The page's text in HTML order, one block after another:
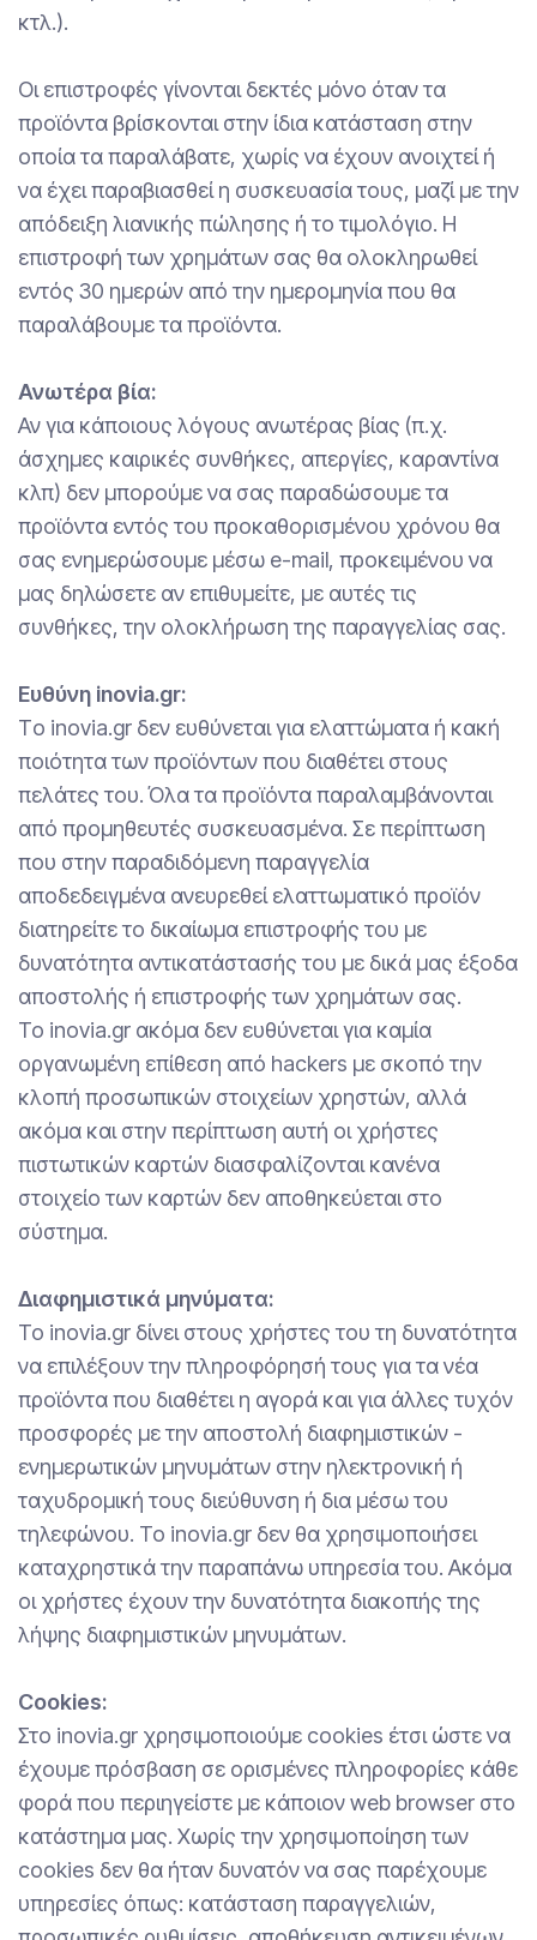
κτλ.).
Οι επιστροφές γίνονται δεκτές μόνο όταν τα
προϊόντα βρίσκονται στην ίδια κατάσταση στην
οποία τα παραλάβατε, χωρίς να έχουν ανοιχτεί ή
να έχει παραβιασθεί η συσκευασία τους, μαζί με την
απόδειξη λιανικής πώλησης ή το τιμολόγιο. Η
επιστροφή των χρημάτων σας θα ολοκληρωθεί
εντός 30 ημερών από την ημερομηνία που θα
παραλάβουμε τα προϊόντα.
Ανωτέρα βία:
Αν για κάποιους λόγους ανωτέρας βίας (π.χ.
άσχημες καιρικές συνθήκες, απεργίες, καραντίνα
κλπ) δεν μπορούμε να σας παραδώσουμε τα
προϊόντα εντός του προκαθορισμένου χρόνου θα
σας ενημερώσουμε μέσω e-mail, προκειμένου να
μας δηλώσετε αν επιθυμείτε, με αυτές τις
συνθήκες, την ολοκλήρωση της παραγγελίας σας.
Ευθύνη inovia.gr:
Tο inovia.gr δεν ευθύνεται για ελαττώματα ή κακή
ποιότητα των προϊόντων που διαθέτει στους
πελάτες του. Όλα τα προϊόντα παραλαμβάνονται
από προμηθευτές συσκευασμένα. Σε περίπτωση
που στην παραδιδόμενη παραγγελία
αποδεδειγμένα ανευρεθεί ελαττωματικό προϊόν
διατηρείτε το δικαίωμα επιστροφής του με
δυνατότητα αντικατάστασής του με δικά μας έξοδα
αποστολής ή επιστροφής των χρημάτων σας.
Το inovia.gr ακόμα δεν ευθύνεται για καμία
οργανωμένη επίθεση από hackers με σκοπό την
κλοπή προσωπικών στοιχείων χρηστών, αλλά
ακόμα και στην περίπτωση αυτή οι χρήστες
πιστωτικών καρτών διασφαλίζονται κανένα
στοιχείο των καρτών δεν αποθηκεύεται στο
σύστημα.
Διαφημιστικά μηνύματα:
Το inovia.gr δίνει στους χρήστες του τη δυνατότητα
να επιλέξουν την πληροφόρησή τους για τα νέα
προϊόντα που διαθέτει η αγορά και για άλλες τυχόν
προσφορές με την αποστολή διαφημιστικών -
ενημερωτικών μηνυμάτων στην ηλεκτρονική ή
ταχυδρομική τους διεύθυνση ή δια μέσω του
τηλεφώνου. Το inovia.gr δεν θα χρησιμοποιήσει
καταχρηστικά την παραπάνω υπηρεσία του. Ακόμα
οι χρήστες έχουν την δυνατότητα διακοπής της
λήψης διαφημιστικών μηνυμάτων.
Cookies:
Στο inovia.gr χρησιμοποιούμε cookies έτσι ώστε να
έχουμε πρόσβαση σε ορισμένες πληροφορίες κάθε
φορά που περιηγείστε με κάποιον web browser στο
κατάστημα μας. Χωρίς την χρησιμοποίηση των
cookies δεν θα ήταν δυνατόν να σας παρέχουμε
υπηρεσίες όπως: κατάσταση παραγγελιών,